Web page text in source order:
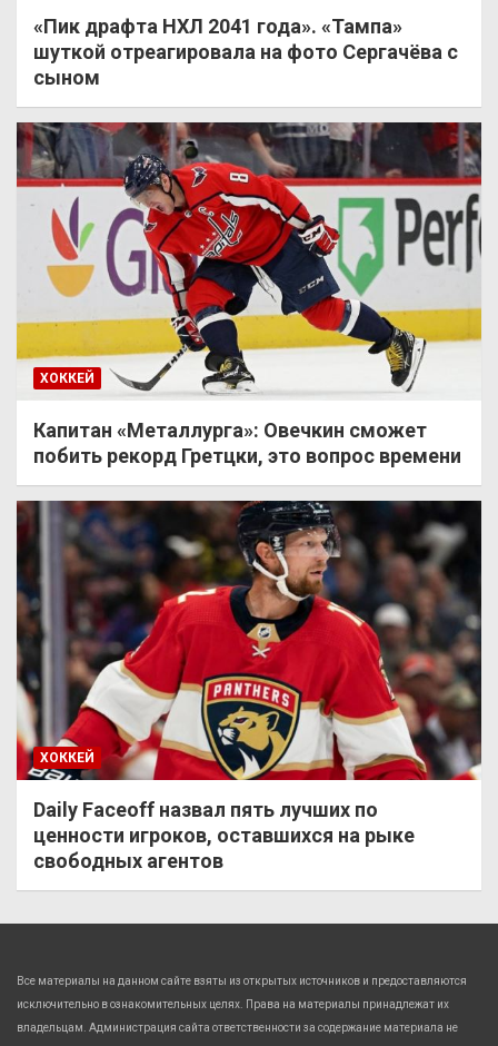
«Пик драфта НХЛ 2041 года». «Тампа»
шуткой отреагировала на фото Сергачёва с
сыном
ХОККЕЙ
Капитан «Металлурга»: Овечкин сможет
побить рекорд Гретцки, это вопрос времени
ХОККЕЙ
Daily Faceoff назвал пять лучших по
ценности игроков, оставшихся на рыке
свободных агентов
Все материалы на данном сайте взяты из открытых источников и предоставляются
исключительно в ознакомительных целях. Права на материалы принадлежат их
владельцам. Администрация сайта ответственности за содержание материала не